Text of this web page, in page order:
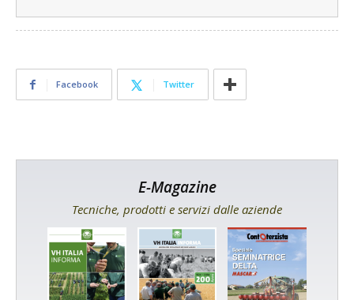
Facebook Twitter
E-Magazine
Tecniche, prodotti e servizi dalle aziende